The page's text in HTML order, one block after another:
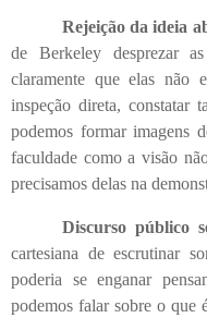
Rejeição da ideia
de Berkeley desprezar
claramente que elas não
inspeção direta, constatar
podemos formar imagens
faculdade como a visão
precisamos delas na
Discurso público
cartesiana de escrutinar
poderia se enganar
podemos falar sobre o que